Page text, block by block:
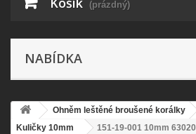
(prázdný)
NABÍDKA
Ohněm leštěné broušené korálky
Kuličky 10mm
151-19-001 10mm 63020